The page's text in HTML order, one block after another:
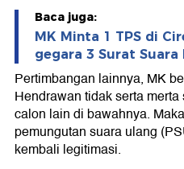
Baca juga:
MK Minta 1 TPS di
gegara 3 Surat Suara
Pertimbangan lainnya, MK
Hendrawan tidak serta
calon lain di bawahnya.
pemungutan suara ulang
kembali legitimasi.